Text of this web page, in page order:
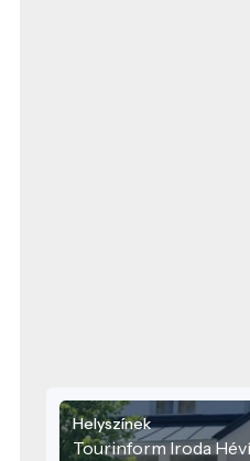
Helyszínek
Tourinform Iroda